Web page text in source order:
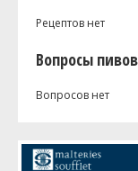
Рецептов нет
Вопросы
Вопросов нет